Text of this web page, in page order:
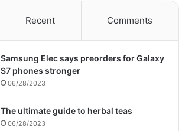
Recent Comments
Samsung Elec says preorders for Galaxy
S7 phones stronger
06/28/2023
The ultimate guide to herbal teas
06/28/2023